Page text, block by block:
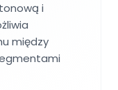
i
między